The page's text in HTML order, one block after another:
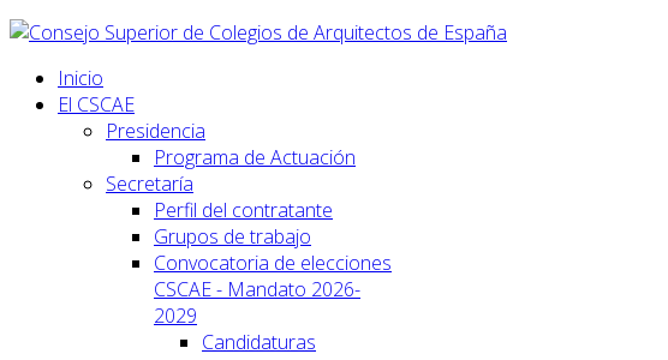
Inicio
El CSCAE
Presidencia
Programa de Actuación
Secretaría
Perfil del contratante
Grupos de trabajo
Convocatoria de elecciones
CSCAE - Mandato 2026-
2029
Candidaturas